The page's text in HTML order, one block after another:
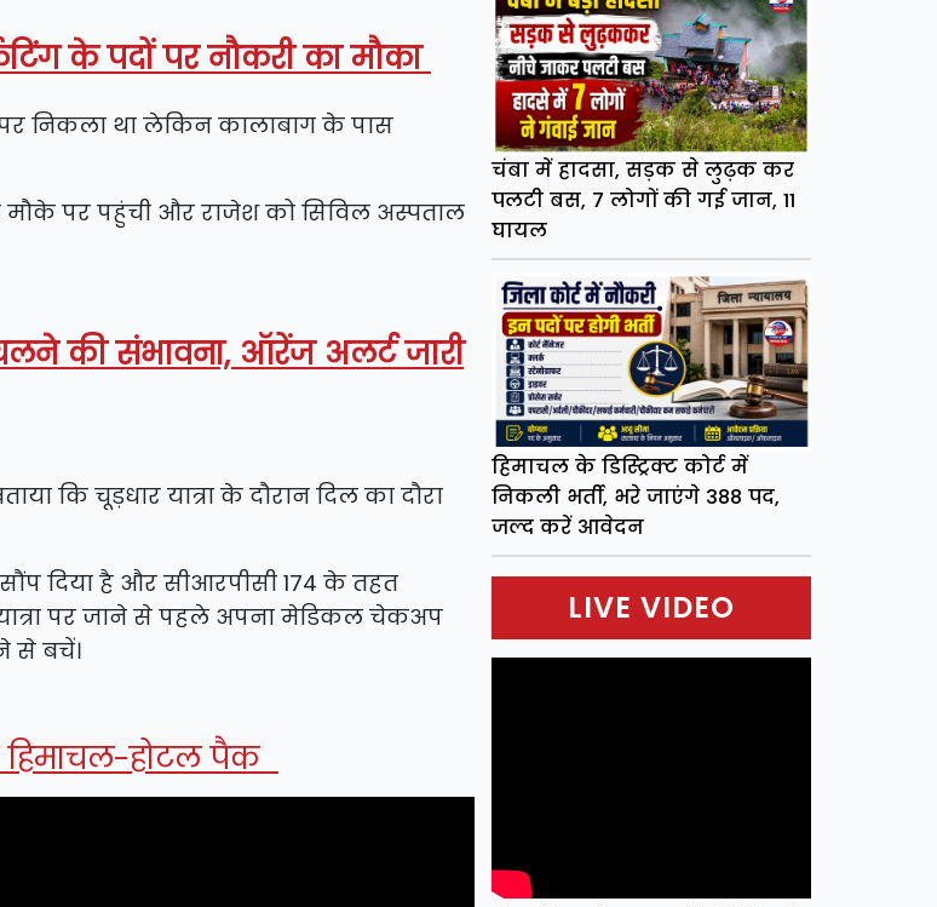
के पदों पर नौकरी का मौका
पर निकला था लेकिन कालाबाग के पास
मौके पर पहुंची और राजेश को सिविल अस्पताल
की संभावना, ऑरेंज अलर्ट जारी
कि चूड़धार यात्रा के दौरान दिल का दौरा
दिया है और सीआरपीसी 174 के तहत
पर जाने से पहले अपना मेडिकल चेकअप
से बचें।
हिमाचल-होटल पैक
चंबा में हादसा, सड़क से लुढ़क कर
पलटी बस, 7 लोगों की गई जान, 11
घायल
हिमाचल के डिस्ट्रिक्ट कोर्ट में
निकली भर्ती, भरे जाएंगे 388 पद,
जल्द करें आवेदन
LIVE VIDEO